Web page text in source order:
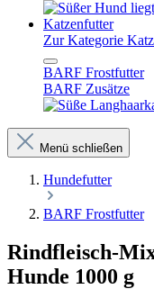
Katzenfutter
Zur Kategorie
BARF Frostfutter
BARF Zusätze
Menü schließen
Hundefutter
BARF Frostfutter
Rindfleisch-
Hunde 1000 g